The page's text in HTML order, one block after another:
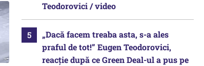
Teodorovici / video
„Dacă facem treaba asta, s-a ales
praful de tot!” Eugen Teodorovici,
reacție după ce Green Deal-ul a pus pe